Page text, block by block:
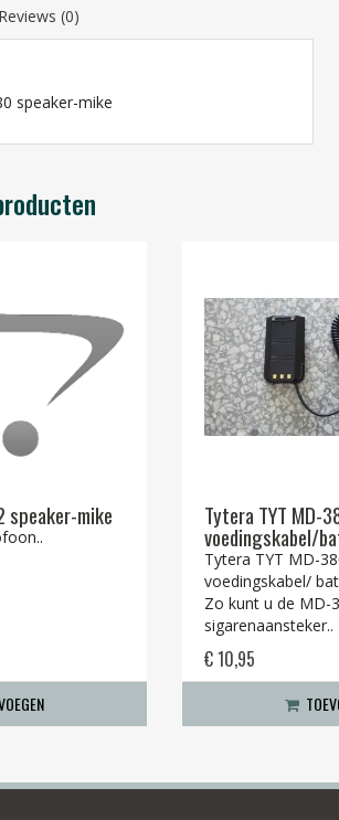
Reviews (0)
speaker-mike
speaker-mike Tytera TYT MD-
voedingskabel/
Tytera TYT MD-
voedingskabel/
Zo kunt u de MD-
sigarenaansteker..
€ 10,95